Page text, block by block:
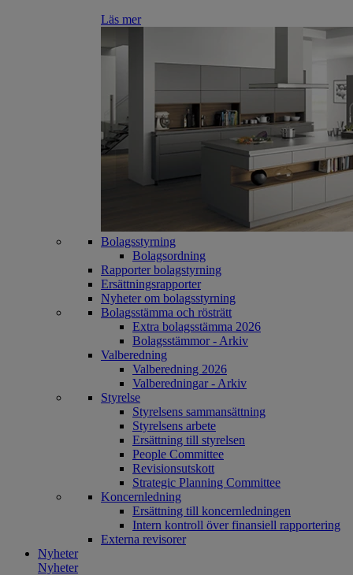
Läs mer
Bolagsstyrning
Bolagsordning
Rapporter bolagstyrning
Ersättningsrapporter
Nyheter om bolagsstyrning
Bolagsstämma och rösträtt
Extra bolagsstämma 2026
Bolagsstämmor - Arkiv
Valberedning
Valberedning 2026
Valberedningar - Arkiv
Styrelse
Styrelsens sammansättning
Styrelsens arbete
Ersättning till styrelsen
People Committee
Revisionsutskott
Strategic Planning Committee
Koncernledning
Ersättning till koncernledningen
Intern kontroll över finansiell rapportering
Externa revisorer
Nyheter
Nyheter